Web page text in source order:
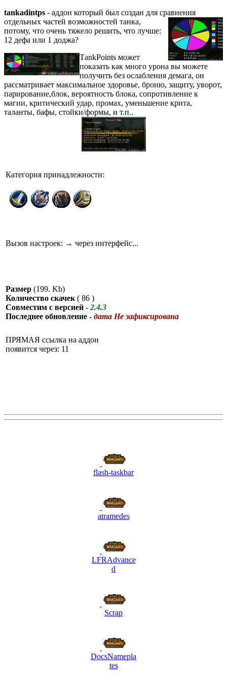
tankadintps - аддон который был создан для сравнения
отдельных частей возможностей танка,
потому, что очень тяжело решить, что лучше:
12 дефа или 1 доджа?
TankPoints может
показать как много урона вы можете
получить без ослабления демага, он
рассматривает максимальное здоровье, броню, защиту, уворот,
парирование,блок, вероятность блока, сопротивление к
магии, критический удар, промах, уменьшение крита,
таланты, бафы, стойки/формы, и т.п..
Категория принадлежности:
Вызов настроек: → через интерфейс...
Размер (199. Kb)
Количество скачек ( 86 )
Совместим с версией - 2.4.3
Последнее обновление - дата Не зафиксирована
ПРЯМАЯ ссылка на аддон
появится через: 11
flash-taskbar
atramedes
LFRAdvance
d
Scrap
DocsNamepla
tes